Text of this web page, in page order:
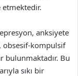
anksiyete
obsesif-kompulsif
bulunmaktadır. Bu
sıkı bir